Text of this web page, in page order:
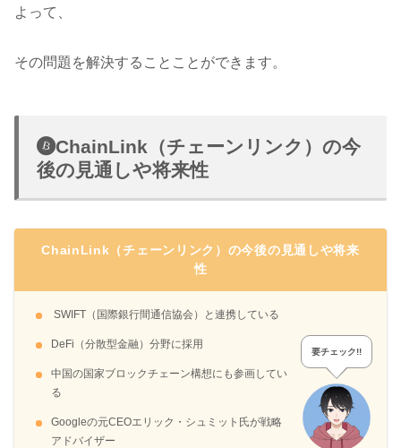
よって、
その問題を解決することことができます。
ChainLink（チェーンリンク）の今
後の見通しや将来性
ChainLink（チェーンリンク）の今後の見通しや将来
性
SWIFT（国際銀行間通信協会）と連携している
DeFi（分散型金融）分野に採用
中国の国家ブロックチェーン構想にも参画してい
る
Googleの元CEOエリック・シュミット氏が戦略
アドバイザー
要チェック!!